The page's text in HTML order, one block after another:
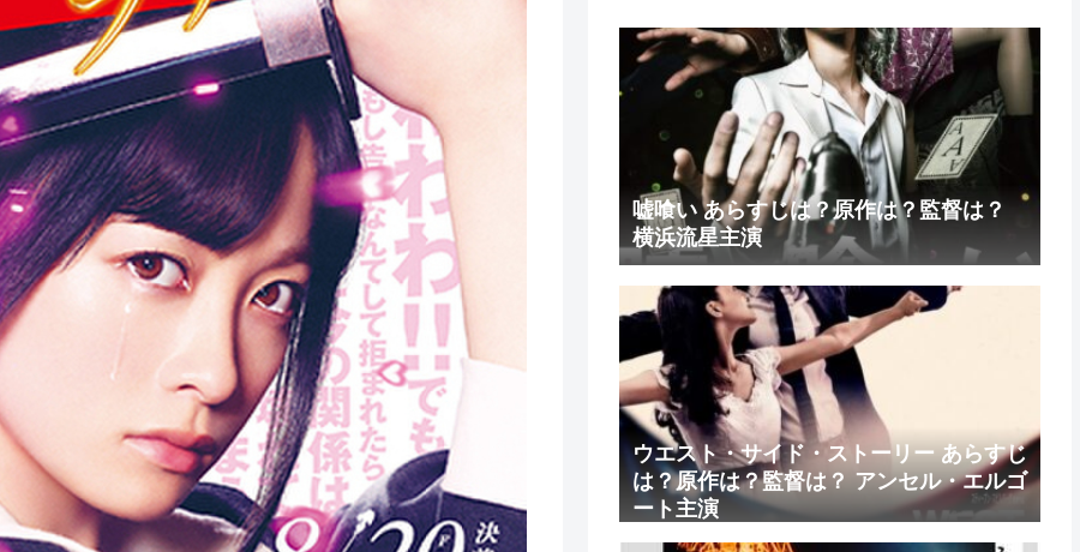
嘘喰い あらすじは？原作は？監督は？
横浜流星主演
ウエスト・サイド・ストーリー あらすじ
は？原作は？監督は？ アンセル・エルゴ
ート主演